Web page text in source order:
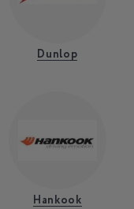
Dunlop
Hankook